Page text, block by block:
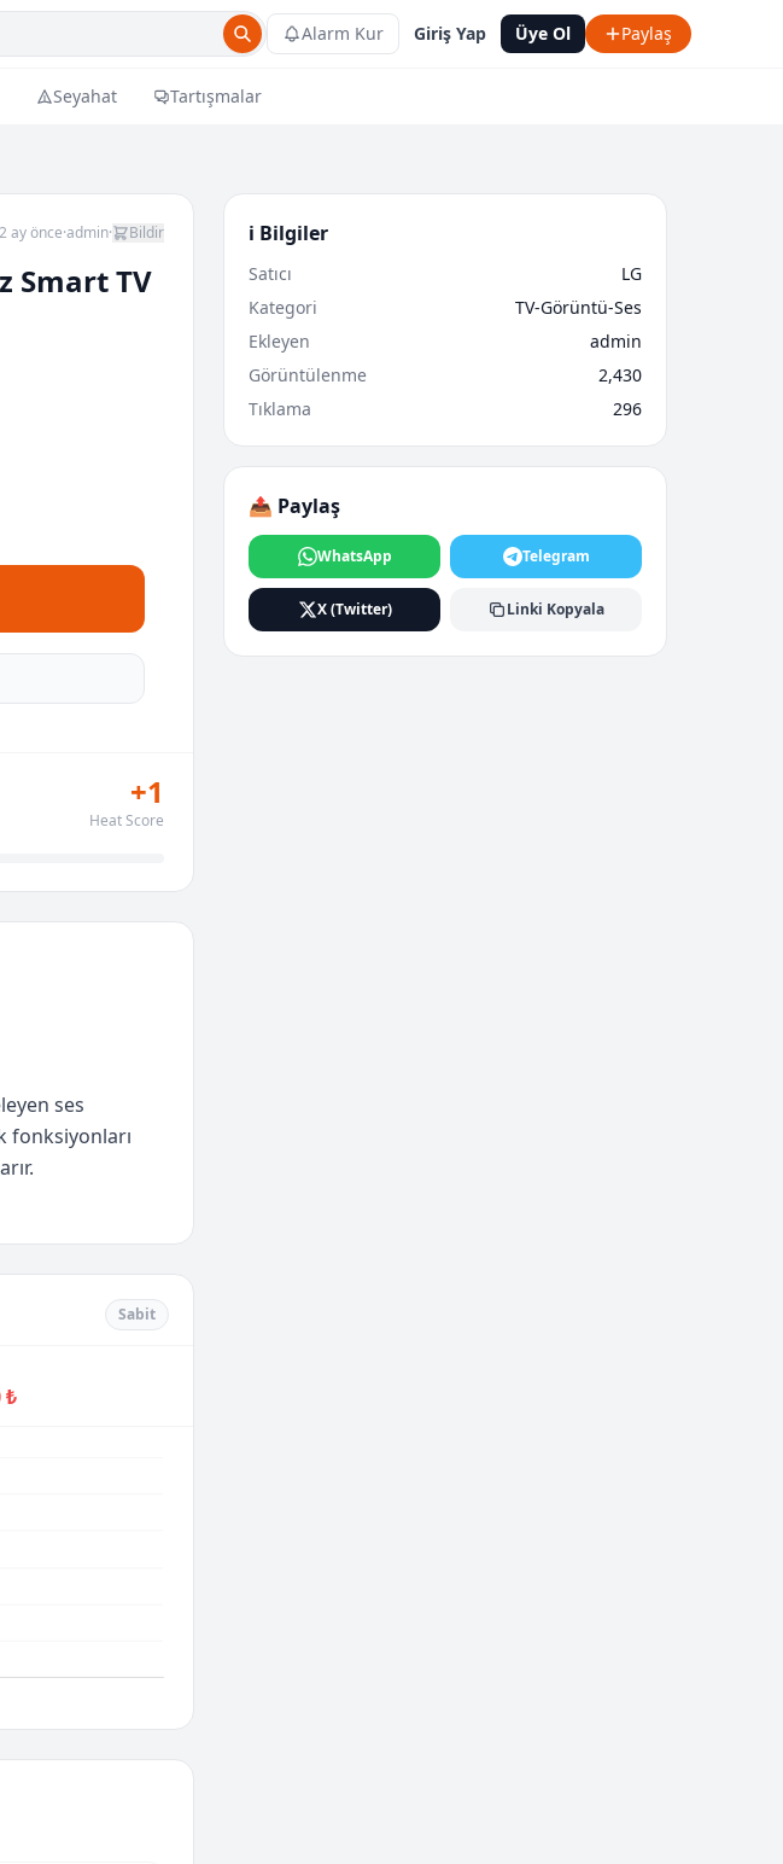
Alarm Kur Giriş Yap Üye Ol Paylaş
Seyahat Tartışmalar
2 ay önce·admin· Bildir
Smart TV
+1
Heat Score
ses
fonksiyonları
Sabit
₺
ℹ️ Bilgiler
Satıcı
LG
Kategori
TV-Görüntü-Ses
Ekleyen
admin
Görüntülenme
2,430
Tıklama
296
📤 Paylaş
WhatsApp Telegram
X (Twitter) Linki Kopyala